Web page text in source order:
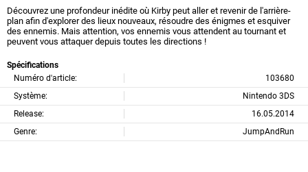
Découvrez une profondeur inédite où Kirby peut aller et revenir de l'arrière-
plan afin d'explorer des lieux nouveaux, résoudre des énigmes et esquiver
des ennemis. Mais attention, vos ennemis vous attendent au tournant et
peuvent vous attaquer depuis toutes les directions !
Spécifications
Numéro d'article:
103680
Système:
Nintendo 3DS
Release:
16.05.2014
Genre:
JumpAndRun